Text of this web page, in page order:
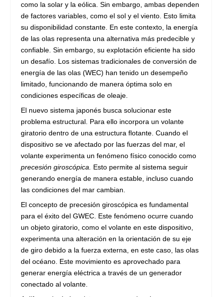
como la solar y la eólica. Sin embargo, ambas dependen
de factores variables, como el sol y el viento. Esto limita
su disponibilidad constante. En este contexto, la energía
de las olas representa una alternativa más predecible y
confiable. Sin embargo, su explotación eficiente ha sido
un desafío. Los sistemas tradicionales de conversión de
energía de las olas (WEC) han tenido un desempeño
limitado, funcionando de manera óptima solo en
condiciones específicas de oleaje.
El nuevo sistema japonés busca solucionar este
problema estructural. Para ello incorpora un volante
giratorio dentro de una estructura flotante. Cuando el
dispositivo se ve afectado por las fuerzas del mar, el
volante experimenta un fenómeno físico conocido como
precesión giroscópica. Esto permite al sistema seguir
generando energía de manera estable, incluso cuando
las condiciones del mar cambian.
El concepto de precesión giroscópica es fundamental
para el éxito del GWEC. Este fenómeno ocurre cuando
un objeto giratorio, como el volante en este dispositivo,
experimenta una alteración en la orientación de su eje
de giro debido a la fuerza externa, en este caso, las olas
del océano. Este movimiento es aprovechado para
generar energía eléctrica a través de un generador
conectado al volante.